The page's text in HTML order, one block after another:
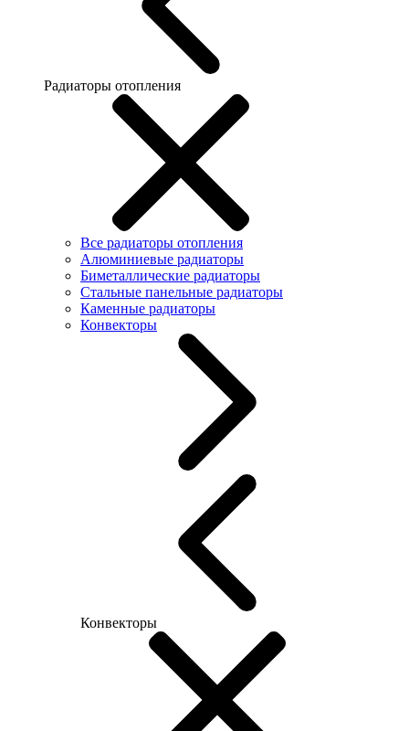
Радиаторы отопления
Все радиаторы отопления
Алюминиевые радиаторы
Биметаллические радиаторы
Стальные панельные радиаторы
Каменные радиаторы
Конвекторы
Конвекторы